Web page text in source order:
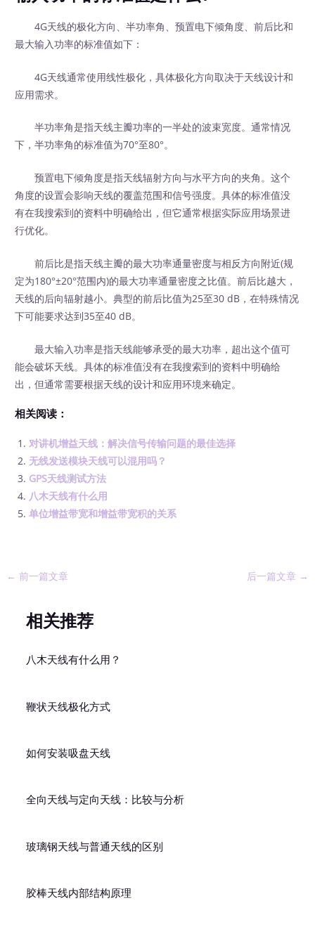
4G天线的极化方向、半功率角、预置电下倾角度、前后比和
最大输入功率的标准值如下：
4G天线通常使用线性极化，具体极化方向取决于天线设计和
应用需求。
半功率角是指天线主瓣功率的一半处的波束宽度。通常情况
下，半功率角的标准值为70°至80°。
预置电下倾角度是指天线辐射方向与水平方向的夹角。这个
角度的设置会影响天线的覆盖范围和信号强度。具体的标准值没
有在我搜索到的资料中明确给出，但它通常根据实际应用场景进
行优化。
前后比是指天线主瓣的最大功率通量密度与相反方向附近(规
定为180°±20°范围内)的最大功率通量密度之比值。前后比越大，
天线的后向辐射越小。典型的前后比值为25至30 dB，在特殊情况
下可能要求达到35至40 dB。
最大输入功率是指天线能够承受的最大功率，超出这个值可
能会破坏天线。具体的标准值没有在我搜索到的资料中明确给
出，但通常需要根据天线的设计和应用环境来确定。
相关阅读：
对讲机增益天线：解决信号传输问题的最佳选择
无线发送模块天线可以混用吗？
GPS天线测试方法
八木天线有什么用
单位增益带宽和增益带宽积的关系
← 前一篇文章 后一篇文章 →
相关推荐
八木天线有什么用？
鞭状天线极化方式
如何安装吸盘天线
全向天线与定向天线：比较与分析
玻璃钢天线与普通天线的区别
胶棒天线内部结构原理